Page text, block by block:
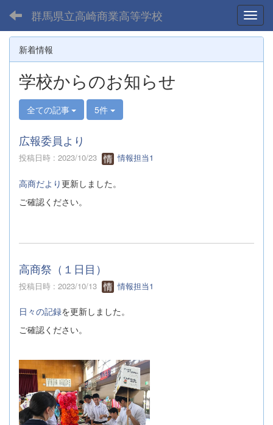
群馬県立高崎商業高等学校
新着情報
学校からのお知らせ
全ての記事 5件
広報委員より
投稿日時 : 2023/10/23 情報担当1
高商だより更新しました。
ご確認ください。
高商祭（１日目）
投稿日時 : 2023/10/13 情報担当1
日々の記録を更新しました。
ご確認ください。